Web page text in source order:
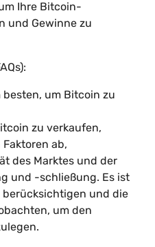
Ihre Bitcoin-
und Gewinne zu
besten, um Bitcoin zu
zu verkaufen,
ab,
des Marktes und der
und -schließung. Es ist
berücksichtigen und die
um den